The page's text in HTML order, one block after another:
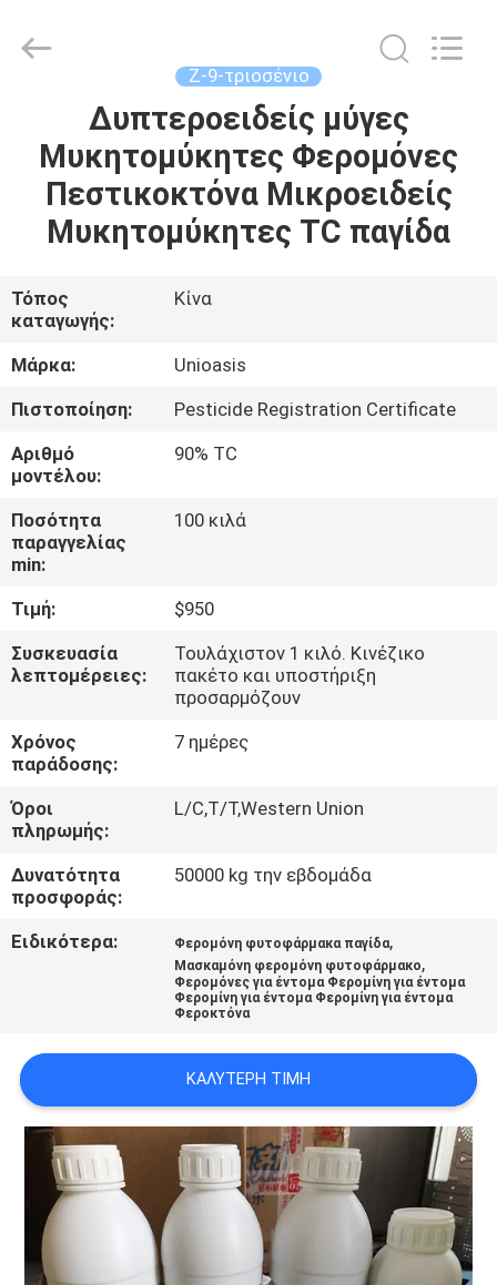
ΠΡΟΪΌΝΤΑ
ΠΕΡΊΠΟΥ
ΕΜΕΊΣ
ΓΎΡΟΣ
ΕΡΓΟΣΤΑΣΊΩΝ
ΠΟΙΟΤΙΚΌΣ
ΜΑΣ
ΕΛΆΤΕ
ΣΕ
ΕΠΑΦΉ
ΜΕ
ΕΙΔΉΣΕΙΣ
ΖΗΤΉΣΤΕ
ΑΠΌΣΠΑΣΜΑ
SITEMAP
PRIVACY
POLICY
Technology
Co.,ltd.
Ζ-9-τριοσένιο
Δυπτεροειδείς μύγες
Μυκητομύκητες Φερομόνες
Πεστικοκτόνα Μικροειδείς
Μυκητομύκητες ΤC παγίδα
Τόπος
καταγωγής:
Κίνα
Μάρκα:
Unioasis
Πιστοποίηση:
Pesticide Registration Certificate
Αριθμό
μοντέλου:
90% TC
Ποσότητα
παραγγελίας
min:
100 κιλά
Τιμή:
$950
Συσκευασία
λεπτομέρειες:
Τουλάχιστον 1 κιλό. Κινέζικο
πακέτο και υποστήριξη
προσαρμόζουν
Χρόνος
παράδοσης:
7 ημέρες
Όροι
πληρωμής:
L/C,T/T,Western Union
Δυνατότητα
προσφοράς:
50000 kg την εβδομάδα
Ειδικότερα: Φερομόνη φυτοφάρμακα παγίδα,
Μασκαμόνη φερομόνη φυτοφάρμακο,
Φερομόνες για έντομα Φερομίνη για έντομα
Φερομίνη για έντομα Φερομίνη για έντομα
Φεροκτόνα
ΚΑΛΎΤΕΡΗ ΤΙΜΉ